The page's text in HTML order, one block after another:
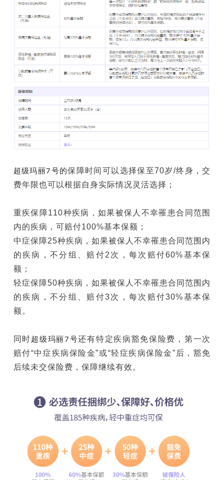
超级玛丽7号的保障时间可以选择保至70岁/终身，交
费年限也可以根据自身实际情况灵活选择；
重疾保障110种疾病，如果被保人不幸罹患合同范围
内的疾病，可赔付100%基本保额；
中症保障25种疾病，如果被保人不幸罹患合同范围内
的疾病，不分组、赔付2次，每次赔付60%基本保
额；
轻症保障50种疾病，如果被保人不幸罹患合同范围内
的疾病，不分组、赔付3次，每次赔付30%基本保
额。
同时超级玛丽7号还有特定疾病豁免保险费，第一次
赔付“中症疾病保险金”或“轻症疾病保险金”后，豁免
后续未交保险费，保障继续有效。